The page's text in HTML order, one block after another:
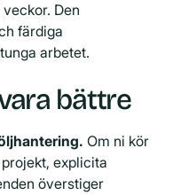
Den
färdiga
arbetet.
bättre
Om ni kör
explicita
överstiger